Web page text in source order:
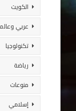
الكويت
عربي
تكنولوجيا
رياضة
منوعات
إسلامي